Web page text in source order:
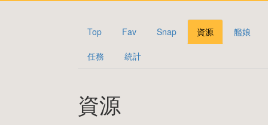
Top Fav Snap 資源 艦娘
任務 統計
資源